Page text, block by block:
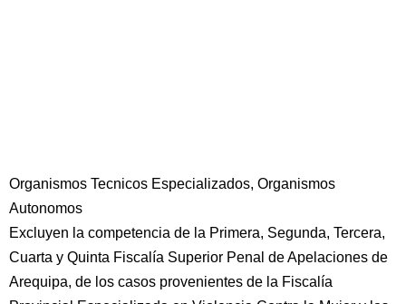
Organismos Tecnicos Especializados, Organismos
Autonomos
Excluyen la competencia de la Primera, Segunda, Tercera,
Cuarta y Quinta Fiscalía Superior Penal de Apelaciones de
Arequipa, de los casos provenientes de la Fiscalía